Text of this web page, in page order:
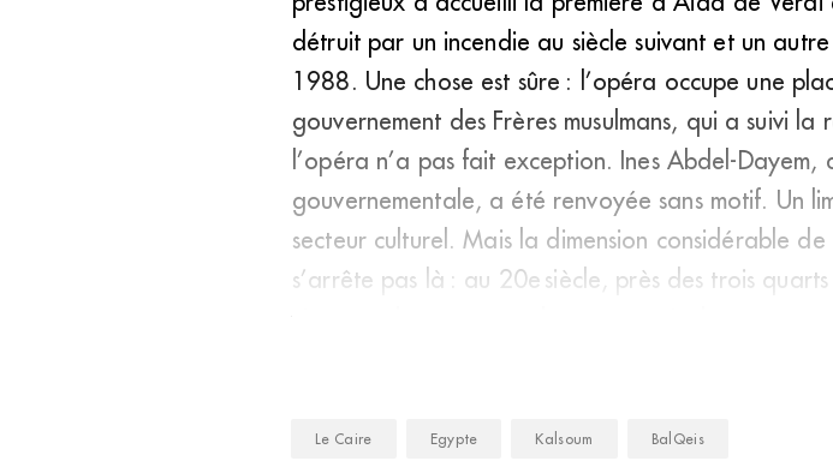
détruit par un incendie au siècle suivant et un
1988. Une chose est sûre : l’opéra occupe une
gouvernement des Frères musulmans, qui a suivi
l’opéra n’a pas fait exception. Ines Abdel-
gouvernementale, a été renvoyée sans motif. Un
secteur culturel. Mais la dimension considérable
s’arrête pas là : au 20e siècle, près des trois
Le Caire Egypte Kalsoum BalQeis